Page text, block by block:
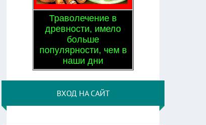
Траволечение в
древности, имело
больше
популярности, чем в
наши дни
ВХОД НА САЙТ